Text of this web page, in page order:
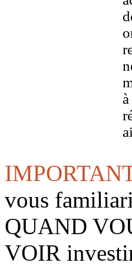
vous
QUAND
VOIR